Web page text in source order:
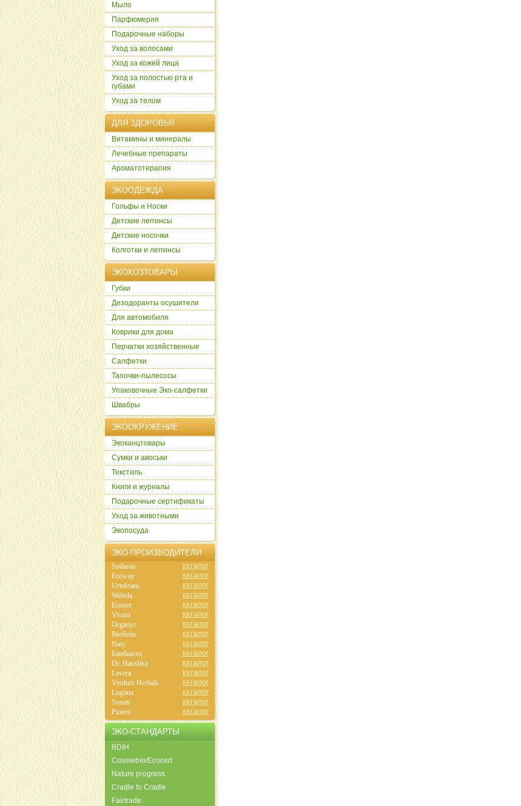
Мыло
Парфюмерия
Подарочные наборы
Уход за волосами
Уход за кожей лица
Уход за полостью рта и
губами
Уход за телом
ДЛЯ ЗДОРОВЬЯ
Витамины и минералы
Лечебные препараты
Ароматотерапия
ЭКООДЕЖДА
Гольфы и Носки
Детские леггинсы
Детские носочки
Колготки и леггинсы
ЭКОХОЗТОВАРЫ
Губки
Дезодоранты осушители
Для автомобиля
Коврики для дома
Перчатки хозяйственные
Салфетки
Тапочки-пылесосы
Упаковочные Эко-салфетки
Швабры
ЭКООКРУЖЕНИЕ
Экоканцтовары
Сумки и авоськи
Текстиль
Книги и журналы
Подарочные сертификаты
Уход за животными
Экопосуда
ЭКО-ПРОИЗВОДИТЕЛИ
Sodasan
каталог
Ecoway
каталог
Urtekram
каталог
Weleda
каталог
Ecover
каталог
Vivani
каталог
Organyc
каталог
BioSolis
каталог
Naty
каталог
Биобьюти
каталог
Dr. Haushka
каталог
Lavera
каталог
Verdure Herbals
каталог
Logona
каталог
Sonett
каталог
Pineco
каталог
ЭКО-СТАНДАРТЫ
BDIH
Cosmebio/Ecocert
Nature progress
Cradle to Cradle
Fairtrade